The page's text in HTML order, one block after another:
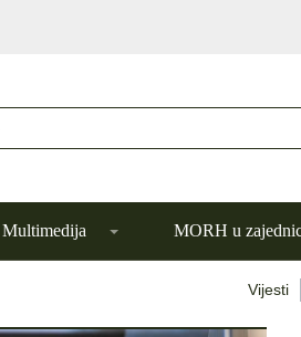
Multimedija MORH u
Vijesti